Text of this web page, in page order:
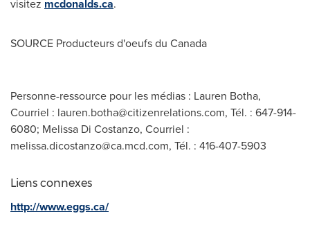
visitez mcdonalds.ca.
SOURCE Producteurs d'oeufs du Canada
Personne-ressource pour les médias : Lauren Botha,
Courriel : lauren.botha@citizenrelations.com, Tél. : 647-914-
6080; Melissa Di Costanzo, Courriel :
melissa.dicostanzo@ca.mcd.com, Tél. : 416-407-5903
Liens connexes
http://www.eggs.ca/